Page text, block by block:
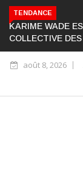
TENDANCE
KARIME WADE
COLLECTIVE
août 8, 2026